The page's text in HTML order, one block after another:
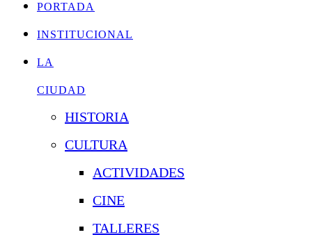
PORTADA
INSTITUCIONAL
LA
CIUDAD
HISTORIA
CULTURA
ACTIVIDADES
CINE
TALLERES